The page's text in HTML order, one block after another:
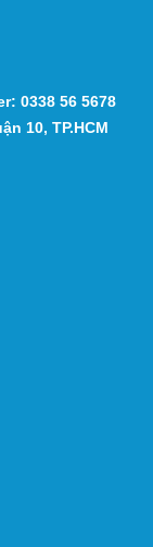
0338 56 5678
10, TP.HCM